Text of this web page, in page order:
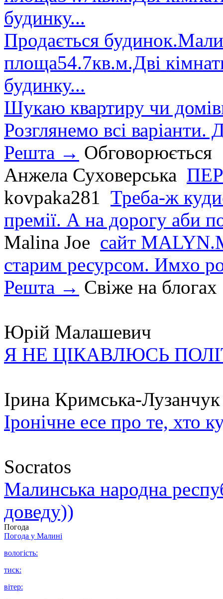
будинку...
Продається
площа54.7кв.м.Дві
будинку...
Шукаю квартиру чи
Розглянемо всі варіанти.
Решта → Обговорюється
Анжела Суховерська
kovpaka281 Треба-ж
премії. А на дорогу аби
Malina Joe сайт
старим ресурсом. Имхо
Решта → Свіже на блогах
Юрій Малашевич
Я НЕ ЦІКАВЛЮСЬ
Ірина Кримська-Лузанчук
Іронічне есе про те, хто
Socratos
Малинська народна
доведу))
Погода
Погода у Малині
вологість:
тиск:
вітер: